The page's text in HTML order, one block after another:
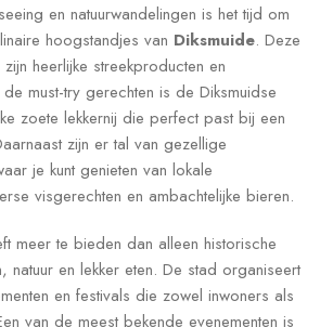
en natuurwandelingen is het tijd om
hoogstandjes van Diksmuide. Deze
heerlijke streekproducten en
must-try gerechten is de Diksmuidse
zoete lekkernij die perfect past bij een
zijn er tal van gezellige
je kunt genieten van lokale
visgerechten en ambachtelijke bieren.
meer te bieden dan alleen historische
natuur en lekker eten. De stad organiseert
en festivals die zowel inwoners als
van de meest bekende evenementen is